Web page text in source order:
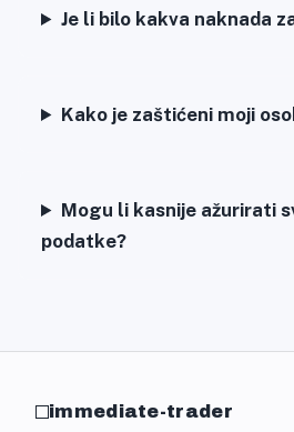
Je li bilo kakva naknada
Kako je zaštićeni moji
Mogu li kasnije ažurirati
podatke?
immediate-trader